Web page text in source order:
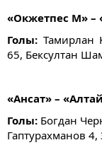
«Окжетпес М» –
Голы:
65, Бексултан
«Ансат» –
Голы: Богдан
Гаптурахманов 4,